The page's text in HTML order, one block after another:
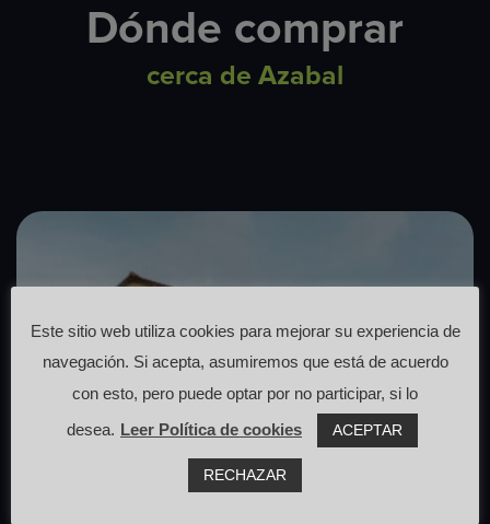
Dónde comprar
cerca de Azabal
Este sitio web utiliza cookies para mejorar su experiencia de
navegación. Si acepta, asumiremos que está de acuerdo
con esto, pero puede optar por no participar, si lo
desea. Leer Política de cookies ACEPTAR
RECHAZAR